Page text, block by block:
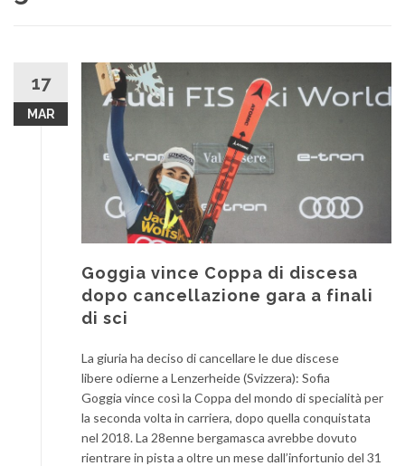
17
MAR
Goggia vince Coppa di discesa
dopo cancellazione gara a finali
di sci
La giuria ha deciso di cancellare le due discese
libere odierne a Lenzerheide (Svizzera): Sofia
Goggia vince così la Coppa del mondo di specialità per
la seconda volta in carriera, dopo quella conquistata
nel 2018. La 28enne bergamasca avrebbe dovuto
rientrare in pista a oltre un mese dall’infortunio del 31